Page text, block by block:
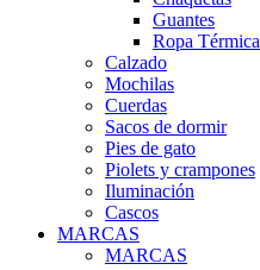
Guantes
Ropa Térmica
Calzado
Mochilas
Cuerdas
Sacos de dormir
Pies de gato
Piolets y crampones
Iluminación
Cascos
MARCAS
MARCAS